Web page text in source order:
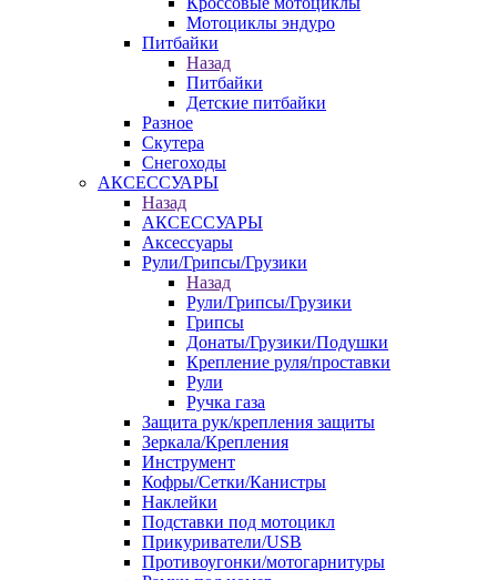
Мотоциклы эндуро
Питбайки
Назад
Питбайки
Детские питбайки
Разное
Скутера
Снегоходы
АКСЕССУАРЫ
Назад
АКСЕССУАРЫ
Аксессуары
Рули/Грипсы/Грузики
Назад
Рули/Грипсы/Грузики
Грипсы
Донаты/Грузики/Подушки
Крепление руля/проставки
Рули
Ручка газа
Защита рук/крепления защиты
Зеркала/Крепления
Инструмент
Кофры/Сетки/Канистры
Наклейки
Подставки под мотоцикл
Прикуриватели/USB
Противоугонки/мотогарнитуры